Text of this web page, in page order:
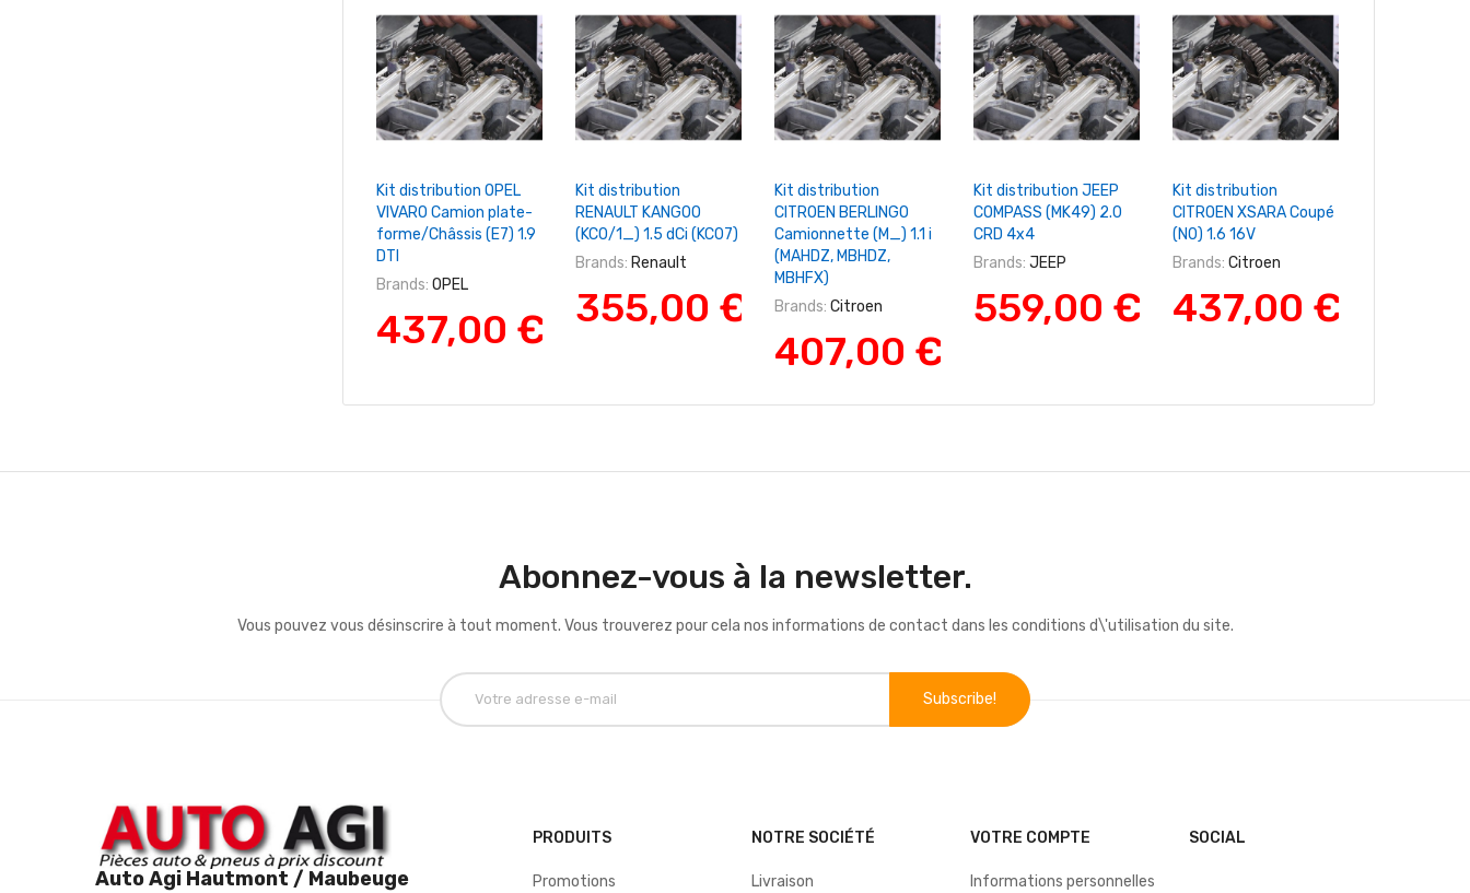
+ Ajouter Au Panier
Kit distribution OPEL
VIVARO Camion plate-
forme/Châssis (E7) 1.9
DTI
Brands: OPEL
437,00 €
+ Ajouter Au Panier
Kit distribution
RENAULT KANGOO
(KC0/1_) 1.5 dCi (KC07)
Brands: Renault
355,00 €
+ Ajouter Au Panier
Kit distribution
CITROEN BERLINGO
Camionnette (M_) 1.1 i
(MAHDZ, MBHDZ,
MBHFX)
Brands: Citroen
407,00 €
+ Ajouter Au Panier
Kit distribution JEEP
COMPASS (MK49) 2.0
CRD 4x4
Brands: JEEP
559,00 €
+ Ajouter Au Panier
Kit distribution
CITROEN XSARA Coupé
(N0) 1.6 16V
Brands: Citroen
437,00 €
Abonnez-vous à la newsletter.
Vous pouvez vous désinscrire à tout moment. Vous trouverez pour cela nos informations de contact dans les conditions d\'utilisation du site.
Auto Agi Hautmont / Maubeuge
PRODUITS
Promotions
NOTRE SOCIÉTÉ
Livraison
VOTRE COMPTE
Informations personnelles
SOCIAL